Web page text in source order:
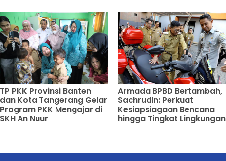
TP PKK Provinsi Banten
dan Kota Tangerang Gelar
Program PKK Mengajar di
SKH An Nuur
Armada BPBD Bertambah,
Sachrudin: Perkuat
Kesiapsiagaan Bencana
hingga Tingkat Lingkungan